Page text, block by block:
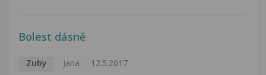
Bolest dásně
Zuby Jana 12.5.2017